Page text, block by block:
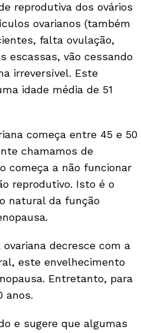
reprodutiva dos ovários
ovarianos (também
falta ovulação,
escassas, vão cessando
irreversível. Este
idade média de 51
começa entre 45 e 50
chamamos de
começa a não funcionar
reprodutivo. Isto é o
natural da função
decresce com a
este envelhecimento
Entretanto, para
anos.
e sugere que algumas